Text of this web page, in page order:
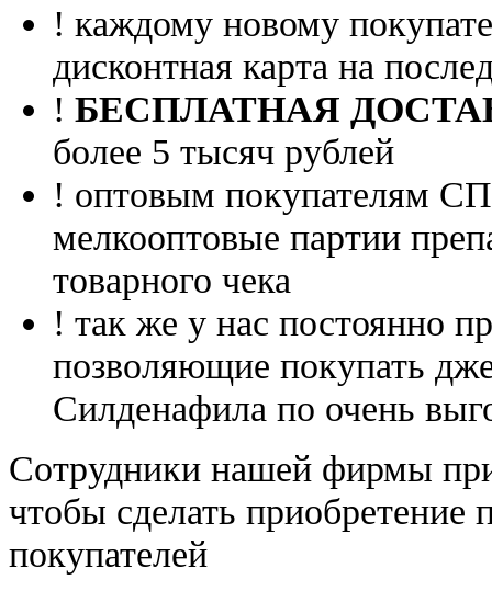
! каждому новому
дисконтная карта на
! БЕСПЛАТНАЯ
более 5 тысяч рублей
! оптовым покупателям
мелкооптовые партии
товарного чека
! так же у нас постоянно
позволяющие покупать
Силденафила по очень
Cотрудники нашей фирмы
чтобы сделать приобретение
покупателей